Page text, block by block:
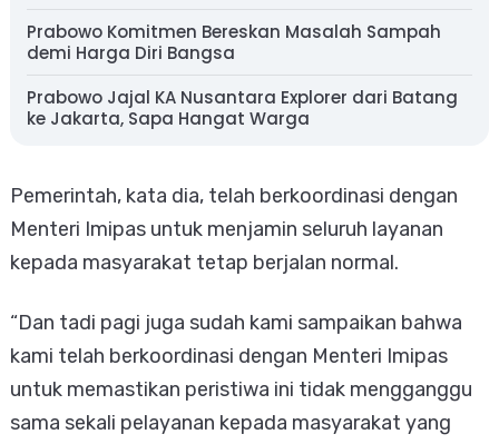
Prabowo Komitmen Bereskan Masalah Sampah
demi Harga Diri Bangsa
Prabowo Jajal KA Nusantara Explorer dari Batang
ke Jakarta, Sapa Hangat Warga
Pemerintah, kata dia, telah berkoordinasi dengan
Menteri Imipas untuk menjamin seluruh layanan
kepada masyarakat tetap berjalan normal.
“Dan tadi pagi juga sudah kami sampaikan bahwa
kami telah berkoordinasi dengan Menteri Imipas
untuk memastikan peristiwa ini tidak mengganggu
sama sekali pelayanan kepada masyarakat yang